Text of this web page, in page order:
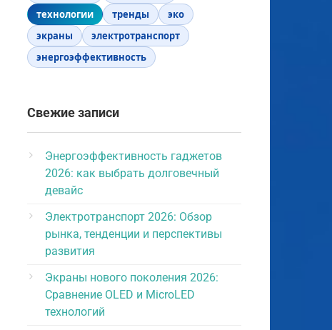
технологии
тренды
эко
экраны
электротранспорт
энергоэффективность
Свежие записи
Энергоэффективность гаджетов
2026: как выбрать долговечный
девайс
Электротранспорт 2026: Обзор
рынка, тенденции и перспективы
развития
Экраны нового поколения 2026:
Сравнение OLED и MicroLED
технологий